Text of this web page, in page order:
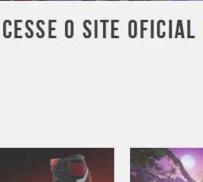
O SITE OFICIAL